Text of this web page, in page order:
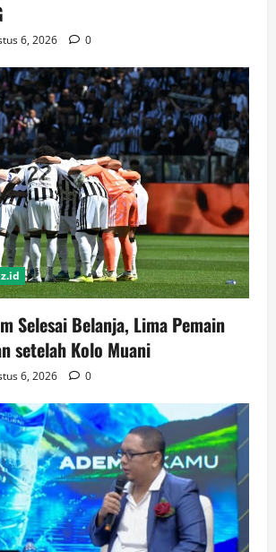
6, 2026 0
Selesai Belanja, Lima Pemain
setelah Kolo Muani
6, 2026 0